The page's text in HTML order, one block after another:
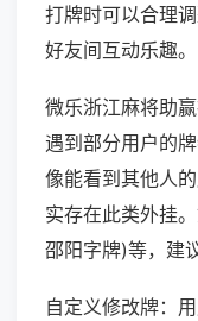
打牌时可以合理
好友间互动乐趣。
微乐浙江麻将助
遇到部分用户的
像能看到其他人
实存在此类外挂
邵阳字牌)等，建
自定义修改牌：